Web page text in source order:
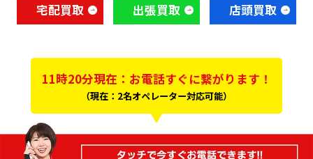
宅配買取 出張買取 店頭買取
11時20分現在：お電話すぐに繋がります！
（現在：2名オペレーター対応可能）